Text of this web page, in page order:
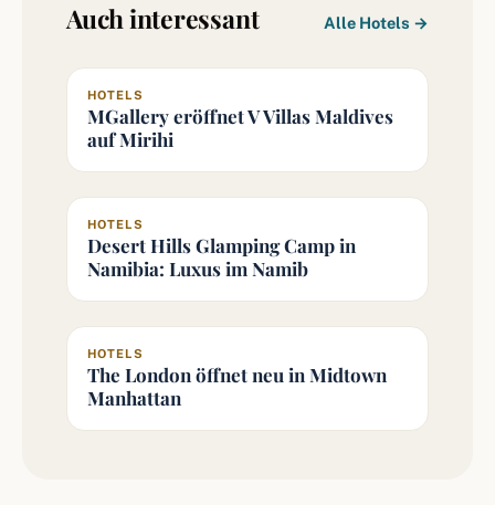
Auch interessant Alle Hotels →
HOTELS
MGallery eröffnet V Villas Maldives
auf Mirihi
HOTELS
Desert Hills Glamping Camp in
Namibia: Luxus im Namib
HOTELS
The London öffnet neu in Midtown
Manhattan